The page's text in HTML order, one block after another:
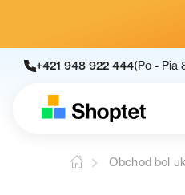
+421 948 922 444(Po - Pia
Obchod bol